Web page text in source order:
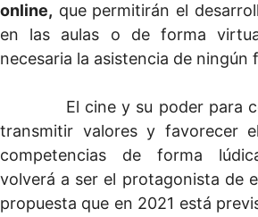
online, que permitirán el
en las aulas o de forma
necesaria la asistencia de ningún
El cine y su poder para
transmitir valores y favorecer
competencias de forma
volverá a ser el protagonista de
propuesta que en 2021 está